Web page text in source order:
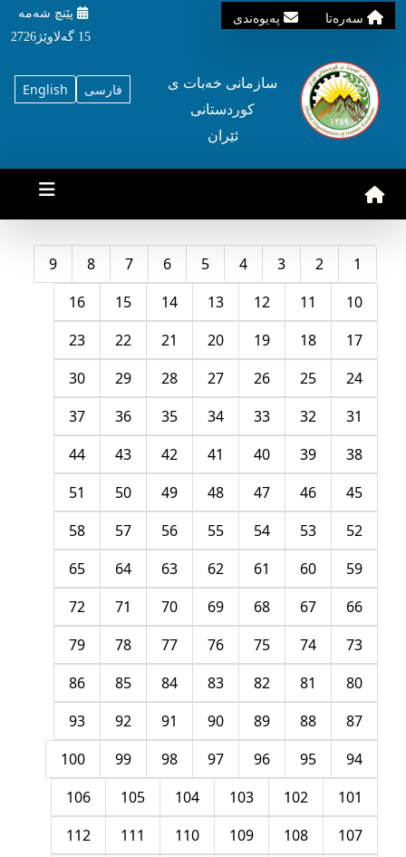
سه‌ره‌تا په‌یوه‌ندی
پێنچ شه‌مه‌
15 گه‌لاوێژ2726
English فارسی
سازمانی خه‌بات ی
کوردستانی
ئێران
1
2
3
4
5
6
7
8
9
10
11
12
13
14
15
16
17
18
19
20
21
22
23
24
25
26
27
28
29
30
31
32
33
34
35
36
37
38
39
40
41
42
43
44
45
46
47
48
49
50
51
52
53
54
55
56
57
58
59
60
61
62
63
64
65
66
67
68
69
70
71
72
73
74
75
76
77
78
79
80
81
82
83
84
85
86
87
88
89
90
91
92
93
94
95
96
97
98
99
100
101
102
103
104
105
106
107
108
109
110
111
112